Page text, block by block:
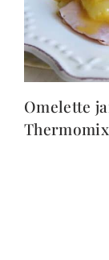
Omelette
Thermomix